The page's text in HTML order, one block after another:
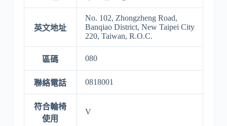
英文地址
No. 102, Zhongzheng Road,
Banqiao District, New Taipei City
220, Taiwan, R.O.C.
區碼 080
聯絡電話 0818001
符合輪椅
使用
V